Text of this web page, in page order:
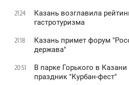
21:24
Казань возглавила
гастротуризма
21:18
Казань примет форум
держава"
20:51
В парке Горького в
праздник "Курбан-фест"